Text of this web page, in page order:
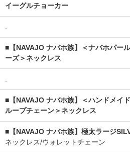
イーグルチョーカー
.
■【NAVAJO ナバホ族】＜ナバホパー
ーズ＞ネックレス
.
■【NAVAJO ナバホ族】＜ハンドメイ
ループチェーン＞ネックレス
■【NAVAJO ナバホ族】極太ラージ
ネックレス/ウォレットチェーン